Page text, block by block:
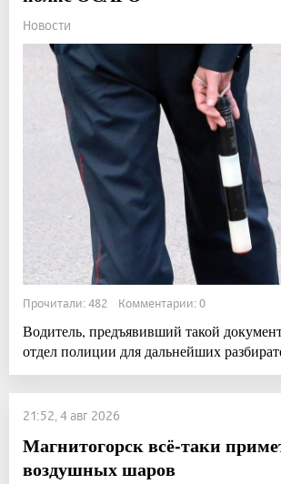
Новости
Прочитали: 482 Комментарии: 0
Водитель, предъявивший такой
отдел полиции для дальнейших
21:52, 4 авг 2026
Магнитогорск всё-таки
воздушных шаров